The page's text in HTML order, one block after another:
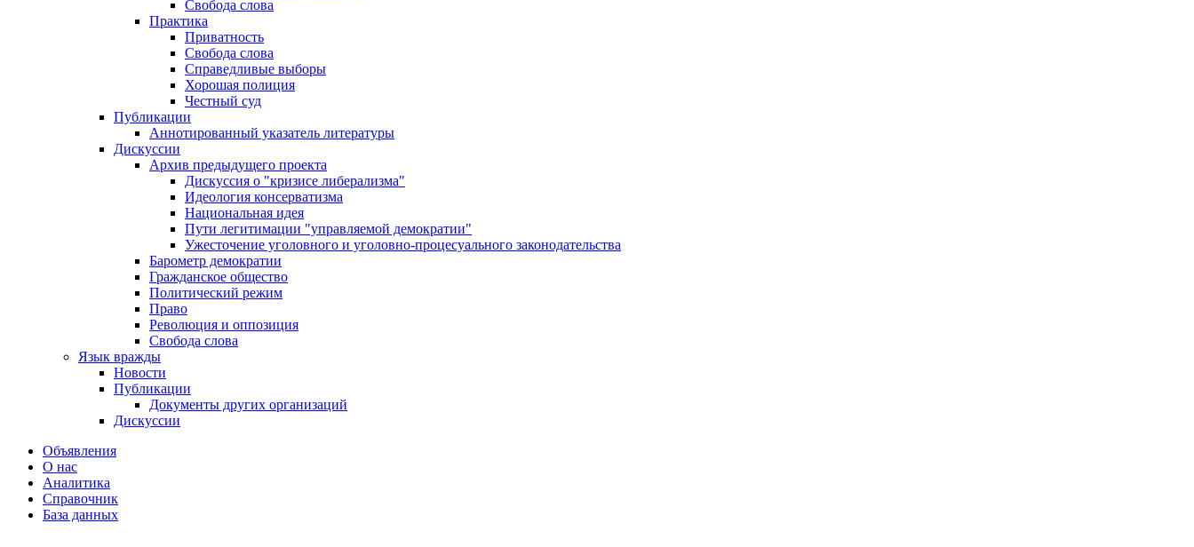
Свобода слова
Практика
Приватность
Свобода слова
Справедливые выборы
Хорошая полиция
Честный суд
Публикации
Аннотированный указатель литературы
Дискуссии
Архив предыдущего проекта
Дискуссия о "кризисе либерализма"
Идеология консерватизма
Национальная идея
Пути легитимации "управляемой демократии"
Ужесточение уголовного и уголовно-процесуального законодательства
Барометр демократии
Гражданское общество
Политический режим
Право
Революция и оппозиция
Свобода слова
Язык вражды
Новости
Публикации
Документы других организаций
Дискуссии
Объявления
О нас
Аналитика
Справочник
База данных